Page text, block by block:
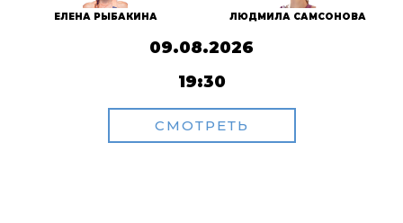
ЕЛЕНА РЫБАКИНА ЛЮДМИЛА САМСОНОВА
09.08.2026
19:30
СМОТРЕТЬ